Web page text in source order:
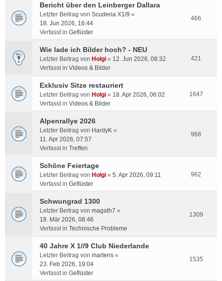
Bericht über den Leinberger Dallara
Letzter Beitrag von Scuderia X1/9 «
18. Jun 2026, 16:44
Verfasst in Geflüster
466
Wie lade ich Bilder hoch? - NEU
Letzter Beitrag von Holgi « 12. Jun 2026, 08:32
Verfasst in Videos & Bilder
421
Exklusiv Sitze restauriert
Letzter Beitrag von Holgi « 18. Apr 2026, 06:02
Verfasst in Videos & Bilder
1647
Alpenrallye 2026
Letzter Beitrag von HardyK «
11. Apr 2026, 07:57
Verfasst in Treffen
968
Schöne Feiertage
Letzter Beitrag von Holgi « 5. Apr 2026, 09:11
Verfasst in Geflüster
962
Schwungrad 1300
Letzter Beitrag von magath7 «
18. Mär 2026, 08:46
Verfasst in Technische Probleme
1309
40 Jahre X 1//9 Club Niederlande
Letzter Beitrag von martens «
23. Feb 2026, 19:04
Verfasst in Geflüster
1535